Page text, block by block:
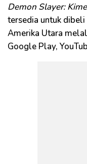
Demon Slayer:
tersedia untuk
Amerika Utara
Google Play,